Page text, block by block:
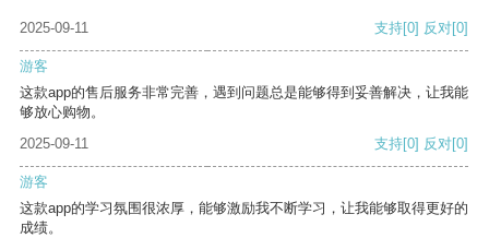
2025-09-11 支持[0] 反对[0]
游客
这款app的售后服务非常完善，遇到问题总是能够得到妥善解决，让我能
够放心购物。
2025-09-11
支持[0] 反对[0]
游客
这款app的学习氛围很浓厚，能够激励我不断学习，让我能够取得更好的
成绩。